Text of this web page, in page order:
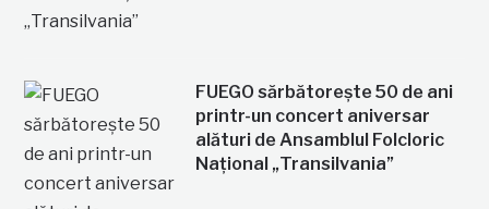
FUEGO sărbătorește 50 de ani
printr-un concert aniversar
alături de Ansamblul Folcloric
Național „Transilvania”